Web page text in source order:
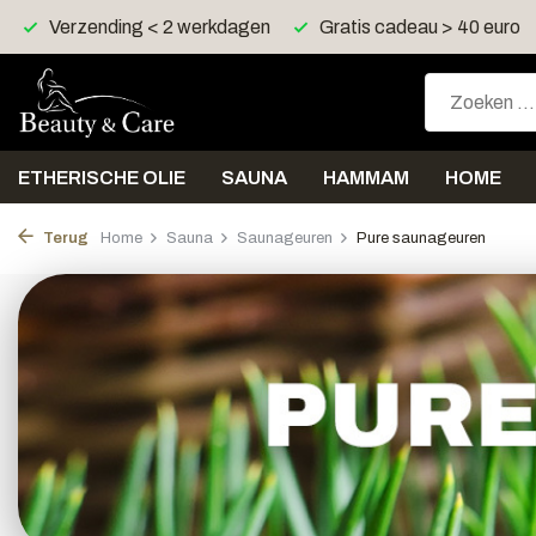
Gratis cadeau > 40 euro Gratis verzending > 30 euro
ETHERISCHE OLIE SAUNA HAMMAM HOME
Terug Home Sauna Saunageuren Pure saunageuren